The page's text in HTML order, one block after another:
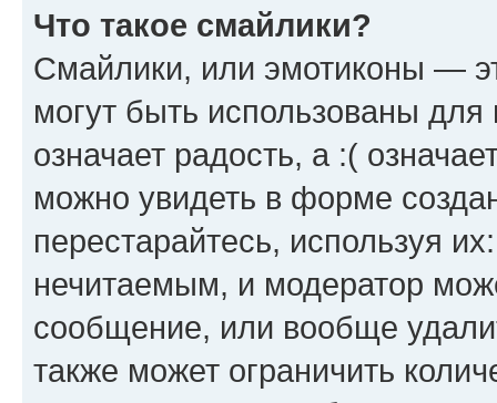
Что такое смайлики?
Смайлики, или эмотиконы —
могут быть использованы
означает радость, а :(
можно увидеть в форме
перестарайтесь, используя
нечитаемым, и модератор
сообщение, или вообще
также может ограничить